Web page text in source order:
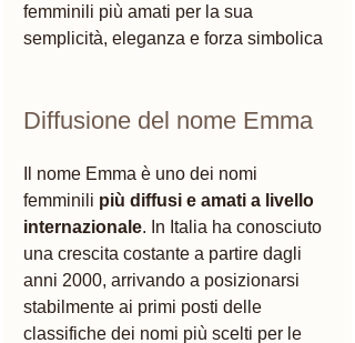
femminili più amati per la sua
semplicità, eleganza e forza simbolica
Diffusione del nome Emma
Il nome Emma è uno dei nomi
femminili più diffusi e amati a livello
internazionale. In Italia ha conosciuto
una crescita costante a partire dagli
anni 2000, arrivando a posizionarsi
stabilmente ai primi posti delle
classifiche dei nomi più scelti per le